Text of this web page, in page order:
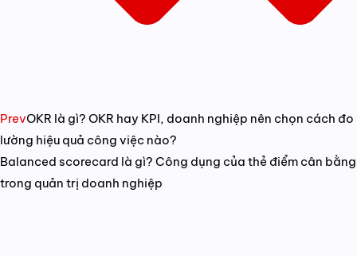
PrevOKR là gì? OKR hay KPI, doanh nghiệp nên chọn cách đo
lường hiệu quả công việc nào?
Balanced scorecard là gì? Công dụng của thẻ điểm cân bằng
trong quản trị doanh nghiệp